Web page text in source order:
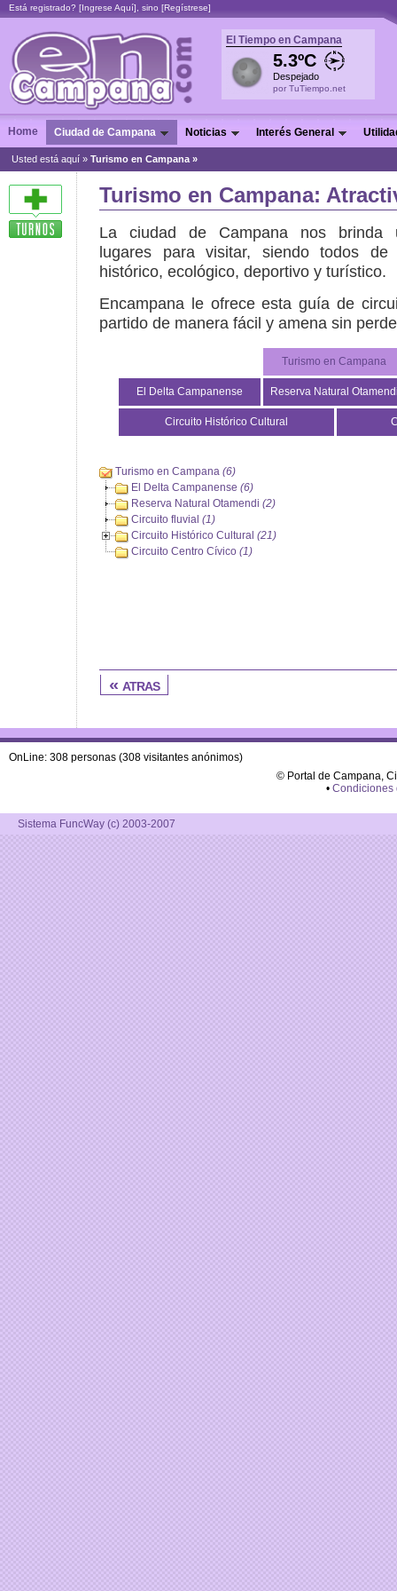
Está registrado? [Ingrese Aquí], sino [Regístrese]
El Tiempo en Campana
5.3ºC
Despejado
por TuTiempo.net
Home Ciudad de Campana Noticias Interés General
Usted está aquí » Turismo en Campana »
Turismo en Campana:
La ciudad de Campana nos brinda
lugares para visitar, siendo todos de
histórico, ecológico, deportivo y turístico.
Encampana le ofrece esta guía de
partido de manera fácil y amena sin
Turismo en Campana
El Delta Campanense Reserva Natural
Circuito Histórico Cultural
Turismo en Campana (6)
El Delta Campanense (6)
Reserva Natural Otamendi (2)
Circuito fluvial (1)
Circuito Histórico Cultural (21)
Circuito Centro Cívico (1)
« atras
OnLine: 308 personas (308 visitantes anónimos)
© Portal de Campana,
• Condiciones
Sistema FuncWay (c) 2003-2007